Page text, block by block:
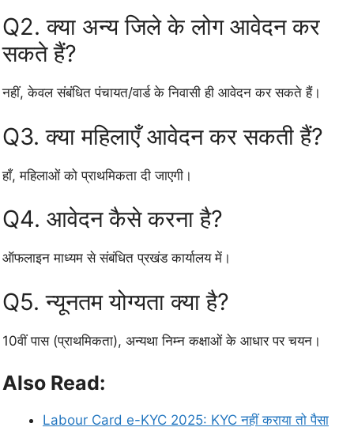
Q2. क्या अन्य जिले के लोग आवेदन कर
सकते हैं?
नहीं, केवल संबंधित पंचायत/वार्ड के निवासी ही आवेदन कर सकते हैं।
Q3. क्या महिलाएँ आवेदन कर सकती हैं?
हाँ, महिलाओं को प्राथमिकता दी जाएगी।
Q4. आवेदन कैसे करना है?
ऑफलाइन माध्यम से संबंधित प्रखंड कार्यालय में।
Q5. न्यूनतम योग्यता क्या है?
10वीं पास (प्राथमिकता), अन्यथा निम्न कक्षाओं के आधार पर चयन।
Also Read:
Labour Card e-KYC 2025: KYC नहीं कराया तो पैसा